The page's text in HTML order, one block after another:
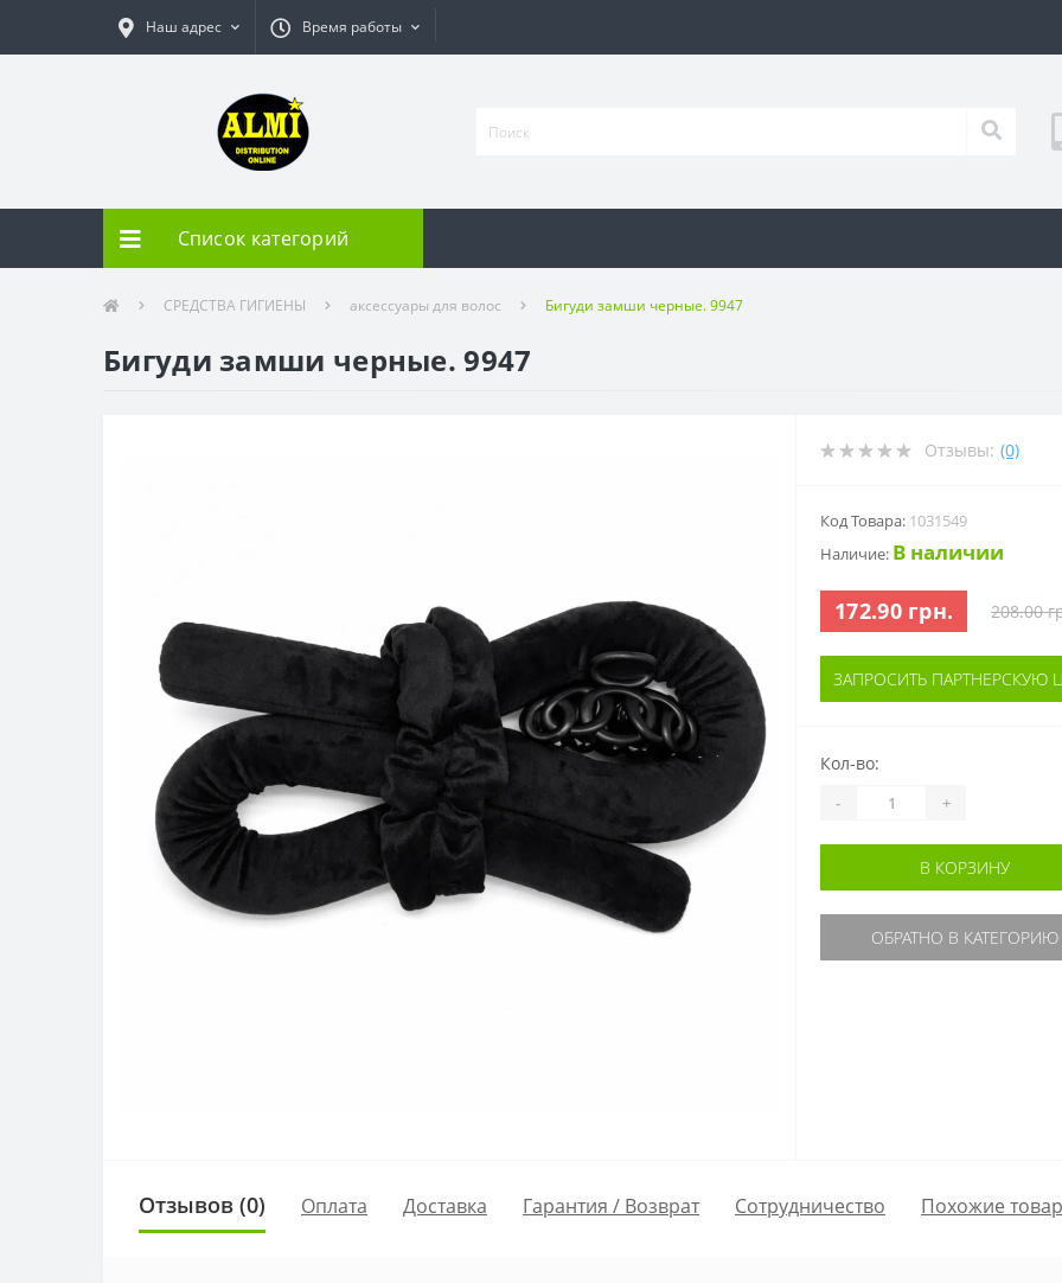
Наш адрес Время работы
Список категорий
СРЕДСТВА ГИГИЕНЫ аксессуары для волос Бигуди замши черные. 9947
Бигуди замши черные. 9947
Отзывы: (0)
Код Товара: 1031549
Наличие: В наличии
172.90 грн. 208.00
ЗАПРОСИТЬ ПАРТНЕРСКУЮ
Кол-во:
- +
В КОРЗИНУ
ОБРАТНО В КАТЕГОРИЮ
Отзывов (0) Оплата Доставка Гарантия / Возврат Сотрудничество Похожие